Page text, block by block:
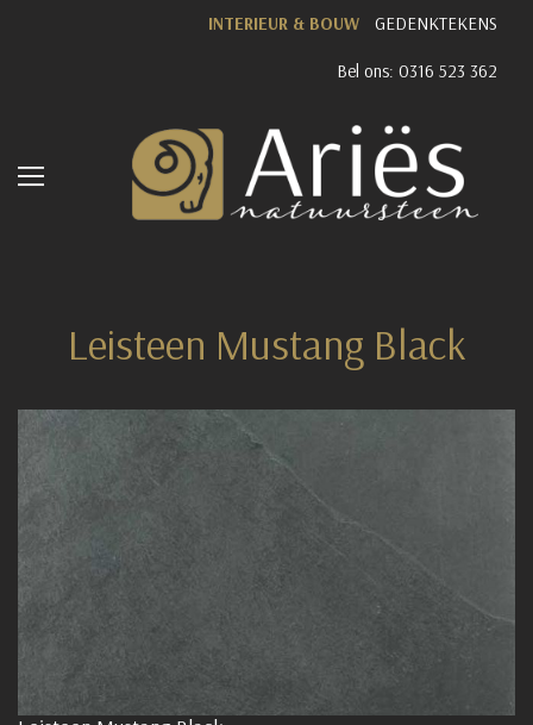
INTERIEUR & BOUW GEDENKTEKENS
Bel ons: 0316 523 362
Leisteen Mustang Black